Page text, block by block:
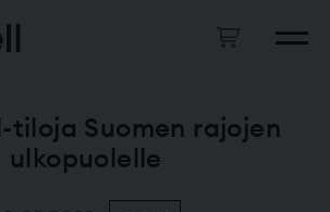
Suomen rajojen
ulkopuolelle